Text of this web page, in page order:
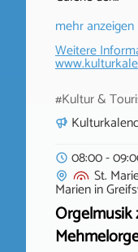
mehr anzeigen
Weitere
#Kultur &
08:00 -
St.
Marienin
Orgelmusik